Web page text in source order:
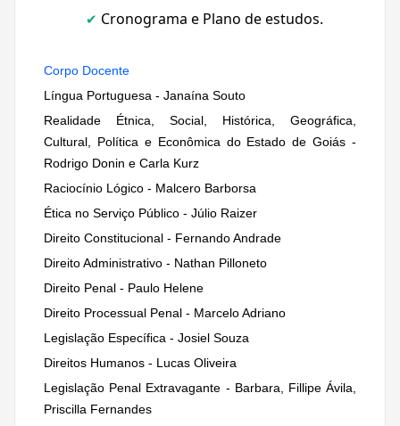
✔ Cronograma e Plano de estudos.
Corpo Docente
Língua Portuguesa - Janaína Souto
Realidade Étnica, Social, Histórica, Geográfica,
Cultural, Política e Econômica do Estado de Goiás -
Rodrigo Donin e Carla Kurz
Raciocínio Lógico - Malcero Barborsa
Ética no Serviço Público - Júlio Raizer
Direito Constitucional - Fernando Andrade
Direito Administrativo - Nathan Pilloneto
Direito Penal - Paulo Helene
Direito Processual Penal - Marcelo Adriano
Legislação Específica - Josiel Souza
Direitos Humanos - Lucas Oliveira
Legislação Penal Extravagante - Barbara, Fillipe Ávila,
Priscilla Fernandes